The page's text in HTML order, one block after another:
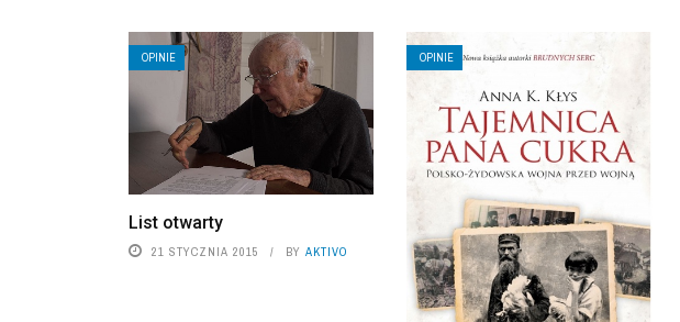
OPINIE
List otwarty
21 STYCZNIA 2015 BY AKTIVO
OPINIE